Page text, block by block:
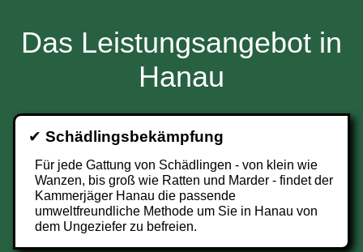
Das Leistungsangebot in
Hanau
✔ Schädlingsbekämpfung
Für jede Gattung von Schädlingen - von klein wie
Wanzen, bis groß wie Ratten und Marder - findet der
Kammerjäger Hanau die passende
umweltfreundliche Methode um Sie in Hanau von
dem Ungeziefer zu befreien.